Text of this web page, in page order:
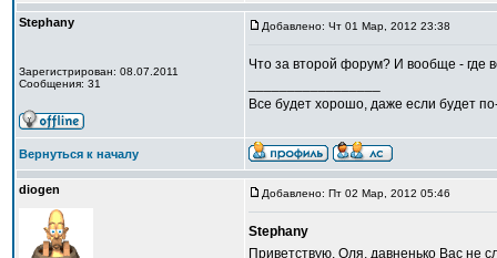
Stephany
Зарегистрирован: 08.07.2011
Сообщения: 31
Добавлено: Чт 01 Мар, 2012 23:38
Что за второй форум? И вообще - где
Все будет хорошо, даже если будет
Вернуться к началу
diogen Добавлено: Пт 02 Мар, 2012 05:46
Stephany
Приветствую, Оля, давненько Вас не